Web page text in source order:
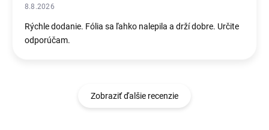
8.8.2026
Rýchle dodanie. Fólia sa ľahko nalepila a drží dobre. Určite
odporúčam.
Zobraziť ďalšie recenzie